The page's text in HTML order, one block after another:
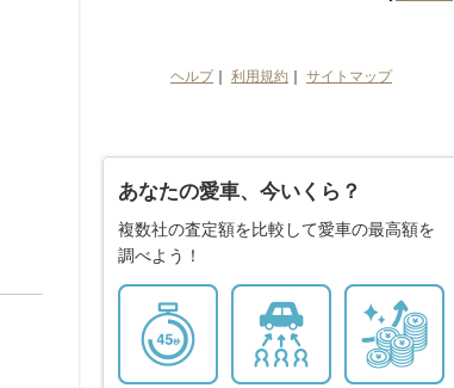
ヘルプ｜ 利用規約 サイトマップ
あなたの愛車、今いくら？
複数社の査定額を比較して愛車の最高額を
調べよう！